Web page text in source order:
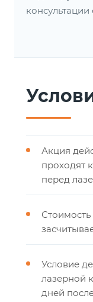
консультации
Акция
проходят
перед
Условие
лазерной
дней